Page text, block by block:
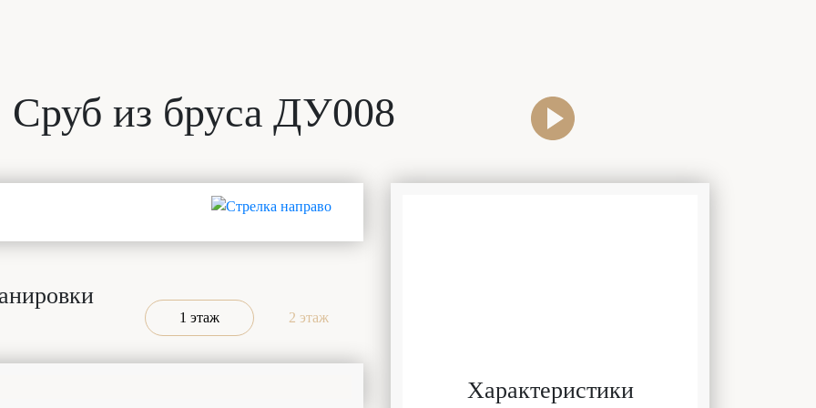
Сруб из бруса ДУ008
1 этаж 2 этаж
Характеристики